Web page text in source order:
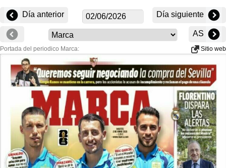
Día anterior Día siguiente
AS
Portada del periodico Marca: Sitio web